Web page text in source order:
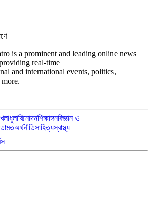
is a prominent and leading online news
real-time
and international events, politics,
বিনোদনশিক্ষাঙ্গনবিজ্ঞান ও
অর্থনীতিসাহিত্যস্বাস্থ্য